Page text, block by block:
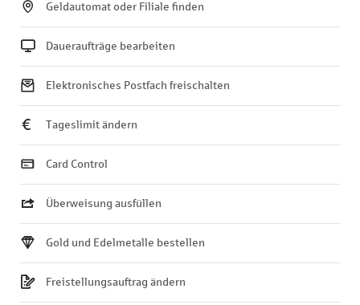
Geldautomat oder Filiale finden
Daueraufträge bearbeiten
Elektronisches Postfach freischalten
Tageslimit ändern
Card Control
Überweisung ausfüllen
Gold und Edelmetalle bestellen
Freistellungsauftrag ändern